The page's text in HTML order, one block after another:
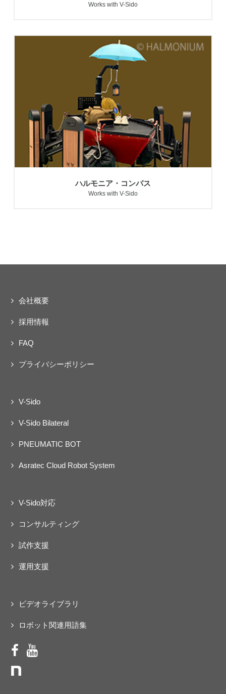
Works with V-Sido
ハルモニア・コンパス
Works with V-Sido
会社概要
採用情報
FAQ
プライバシーポリシー
V-Sido
V-Sido Bilateral
PNEUMATIC BOT
Asratec Cloud Robot System
V-Sido対応
コンサルティング
試作支援
運用支援
ビデオライブラリ
ロボット関連用語集